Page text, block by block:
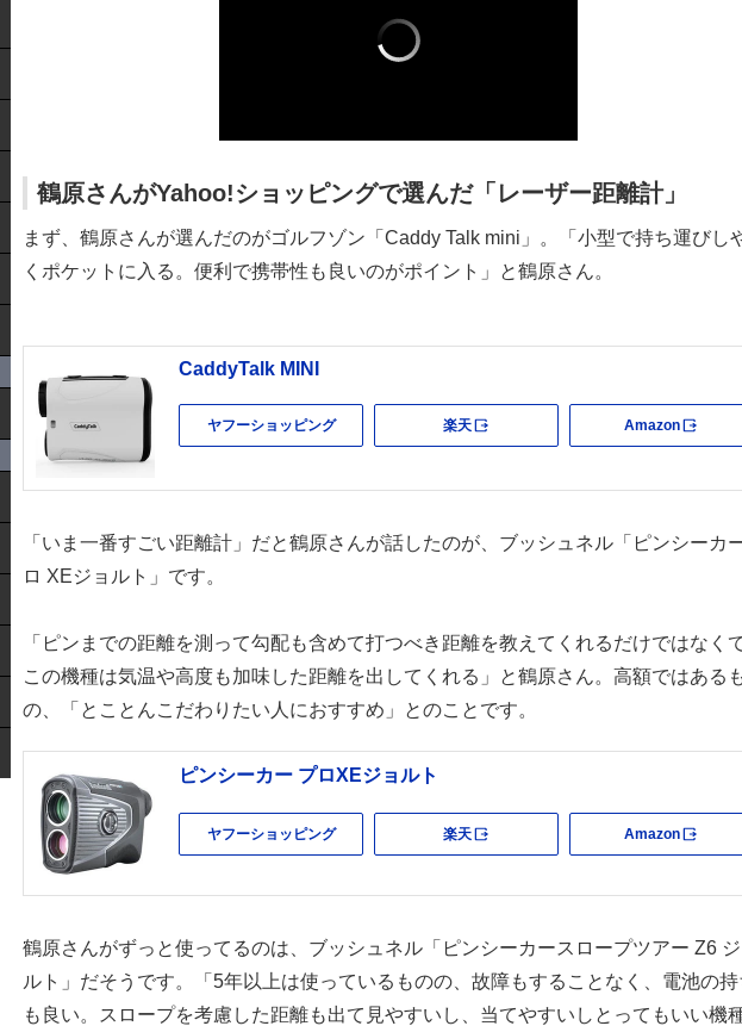
鶴原さんがYahoo!ショッピングで選んだ「レーザー距離計」
まず、鶴原さんが選んだのがゴルフゾン「Caddy Talk mini」。「小型で持ち運びし
くポケットに入る。便利で携帯性も良いのがポイント」と鶴原さん。
CaddyTalk MINI
ヤフーショッピング 楽天 Amazon
「いま一番すごい距離計」だと鶴原さんが話したのが、ブッシュネル「ピンシーカ
ロ XEジョルト」です。
「ピンまでの距離を測って勾配も含めて打つべき距離を教えてくれるだけではなくて
この機種は気温や高度も加味した距離を出してくれる」と鶴原さん。高額ではある
の、「とことんこだわりたい人におすすめ」とのことです。
ピンシーカー プロXEジョルト
ヤフーショッピング 楽天 Amazon
鶴原さんがずっと使ってるのは、ブッシュネル「ピンシーカースロープツアー Z6 ジ
ルト」だそうです。「5年以上は使っているものの、故障もすることなく、電池の持
も良い。スロープを考慮した距離も出て見やすいし、当てやすいしとってもいい機種